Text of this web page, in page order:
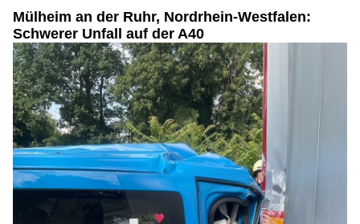
Mülheim an der Ruhr, Nordrhein-Westfalen:
Schwerer Unfall auf der A40